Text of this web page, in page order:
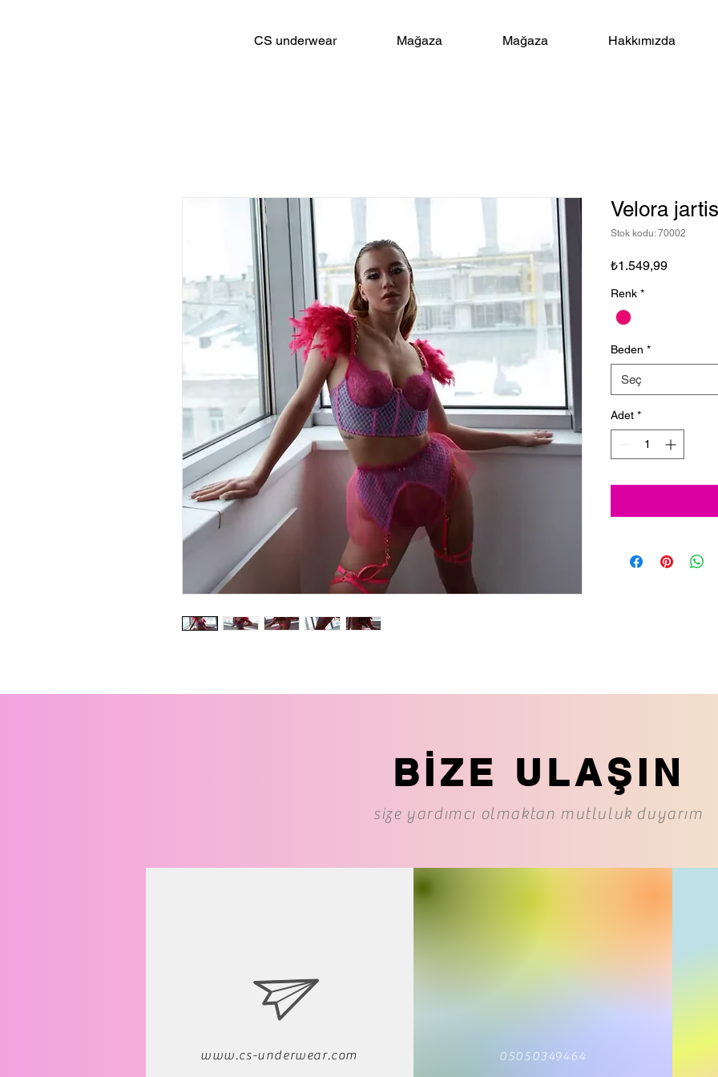
CS underwear Mağaza Mağaza Hakkımızda
Velora
Stok kodu: 70002
₺1.549,99Fiyat
Renk *
Beden *
Seç
Adet *
BİZE ULAŞIN
size yardımcı olmaktan mutluluk duyarım
www.cs-underwear.com 05050349464